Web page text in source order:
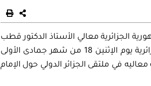
الجزائرية معالي الأستاذ الدكتور قطب
مصطفى سانو، الأمين العام لمجمع الفقه الإسلامي الدولي، بالعاصمة الجزائرية يوم الإثنين 18 من شهر جمادى الأولى
2022م على هامش مشاركة معاليه في ملتقى الجزائر الدولي حول الإمام